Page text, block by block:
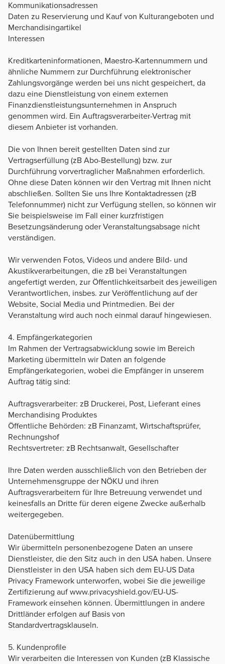
Kommunikationsadressen
Daten zu Reservierung und Kauf von Kulturangeboten und
Merchandisingartikel
Interessen
Kreditkarteninformationen, Maestro-Kartennummern und
ähnliche Nummern zur Durchführung elektronischer
Zahlungsvorgänge werden bei uns nicht gespeichert, da
dazu eine Dienstleistung von einem externen
Finanzdienstleistungsunternehmen in Anspruch
genommen wird. Ein Auftragsverarbeiter-Vertrag mit
diesem Anbieter ist vorhanden.
Die von Ihnen bereit gestellten Daten sind zur
Vertragserfüllung (zB Abo-Bestellung) bzw. zur
Durchführung vorvertraglicher Maßnahmen erforderlich.
Ohne diese Daten können wir den Vertrag mit Ihnen nicht
abschließen. Sollten Sie uns Ihre Kontaktadressen (zB
Telefonnummer) nicht zur Verfügung stellen, so können wir
Sie beispielsweise im Fall einer kurzfristigen
Besetzungsänderung oder Veranstaltungsabsage nicht
verständigen.
Wir verwenden Fotos, Videos und andere Bild- und
Akustikverarbeitungen, die zB bei Veranstaltungen
angefertigt werden, zur Öffentlichkeitsarbeit des jeweiligen
Verantwortlichen, insbes. zur Veröffentlichung auf der
Website, Social Media und Printmedien. Bei der
Veranstaltung wird auch noch einmal darauf hingewiesen.
4. Empfängerkategorien
Im Rahmen der Vertragsabwicklung sowie im Bereich
Marketing übermitteln wir Daten an folgende
Empfängerkategorien, wobei die Empfänger in unserem
Auftrag tätig sind:
Auftragsverarbeiter: zB Druckerei, Post, Lieferant eines
Merchandising Produktes
Öffentliche Behörden: zB Finanzamt, Wirtschaftsprüfer,
Rechnungshof
Rechtsvertreter: zB Rechtsanwalt, Gesellschafter
Ihre Daten werden ausschließlich von den Betrieben der
Unternehmensgruppe der NÖKU und ihren
Auftragsverarbeitern für Ihre Betreuung verwendet und
keinesfalls an Dritte für deren eigene Zwecke außerhalb
weitergegeben.
Datenübermittlung
Wir übermitteln personenbezogene Daten an unsere
Dienstleister, die den Sitz auch in den USA haben. Unsere
Dienstleister in den USA haben sich dem EU-US Data
Privacy Framework unterworfen, wobei Sie die jeweilige
Zertifizierung auf www.privacyshield.gov/EU-US-
Framework einsehen können. Übermittlungen in andere
Drittländer erfolgen auf Basis von
Standardvertragsklauseln.
5. Kundenprofile
Wir verarbeiten die Interessen von Kunden (zB Klassische